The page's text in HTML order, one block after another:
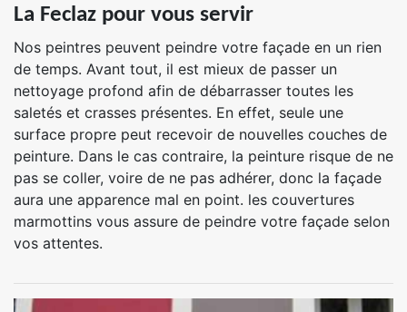
La Feclaz pour vous servir
Nos peintres peuvent peindre votre façade en un rien
de temps. Avant tout, il est mieux de passer un
nettoyage profond afin de débarrasser toutes les
saletés et crasses présentes. En effet, seule une
surface propre peut recevoir de nouvelles couches de
peinture. Dans le cas contraire, la peinture risque de ne
pas se coller, voire de ne pas adhérer, donc la façade
aura une apparence mal en point. les couvertures
marmottins vous assure de peindre votre façade selon
vos attentes.